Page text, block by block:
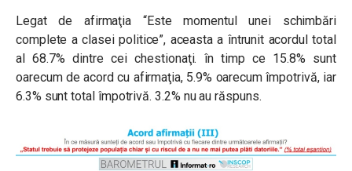
Legat de afirmaţia “Este momentul unei schimbări
complete a clasei politice”, aceasta a întrunit acordul total
al 68.7% dintre cei chestionaţi. în timp ce 15.8% sunt
oarecum de acord cu afirmaţia, 5.9% oarecum împotrivă, iar
6.3% sunt total împotrivă. 3.2% nu au răspuns.